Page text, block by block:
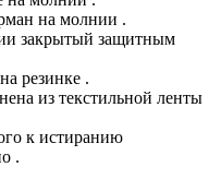
на молнии .
закрытый защитным
резинке .
из текстильной ленты
к истиранию
.